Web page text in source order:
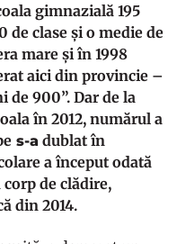
gimnazială 195
de clase și o medie de
mare și în 1998
aici din provincie –
900”. Dar de la
în 2012, numărul a
s-a dublat în
a început odată
de clădire,
din 2014.